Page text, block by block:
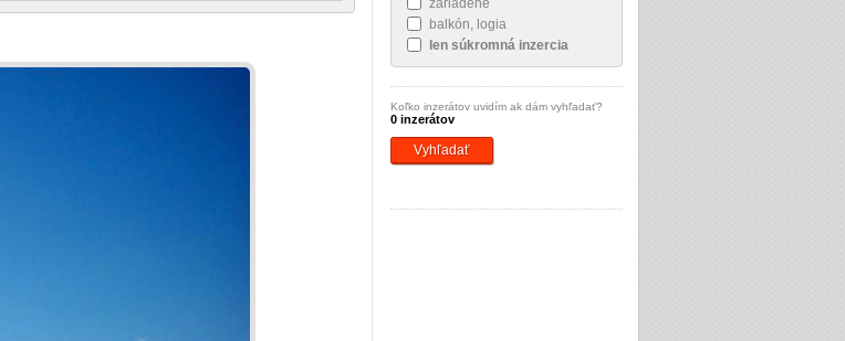
balkón, logia
len súkromná inzercia
Koľko inzerátov uvidím ak dám vyhľadať?
0 inzerátov
Vyhľadať